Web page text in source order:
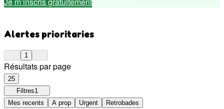
Alertes prioritaries
1
Résultats par page
25
Filtres1
Mes recents
A prop Urgent Retrobades